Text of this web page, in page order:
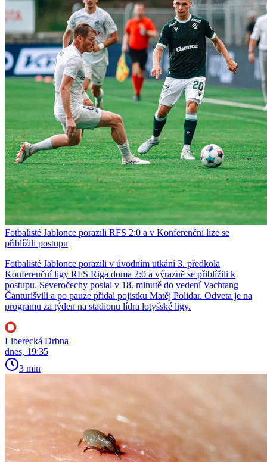
Fotbalisté Jablonce porazili RFS 2:0 a v Konferenční lize se
přiblížili postupu
Fotbalisté Jablonce porazili v úvodním utkání 3. předkola
Konferenční ligy RFS Riga doma 2:0 a výrazně se přiblížili k
postupu. Severočechy poslal v 18. minutě do vedení Vachtang
Čanturišvili a po pauze přidal pojistku Matěj Polidar. Odveta je na
programu za týden na stadionu lídra lotyšské ligy.
Liberecká Drbna
dnes, 19:35
3 min